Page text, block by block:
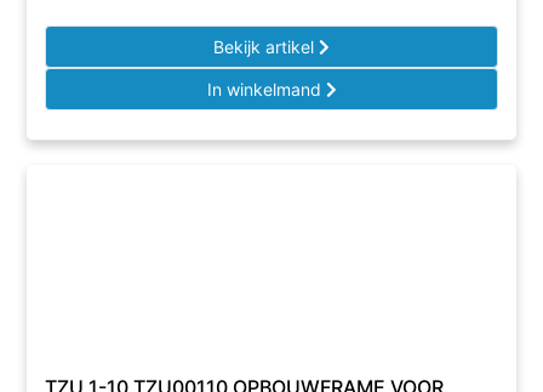
Bekijk artikel
In winkelmand
TZU 1-10 TZU00110 OPBOUWFRAME VOOR